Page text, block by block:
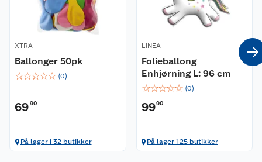
XTRA
Ballonger 50pk
☆☆☆☆☆ (0)
6990
På lager i 32 butikker
LINEA
Folieballong
Enhjørning L: 96 cm
☆☆☆☆☆ (0)
9990
På lager i 25 butikker